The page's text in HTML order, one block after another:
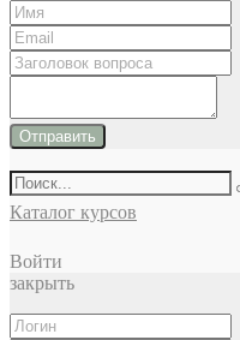
Отправить
Каталог курсов
Войти
закрыть